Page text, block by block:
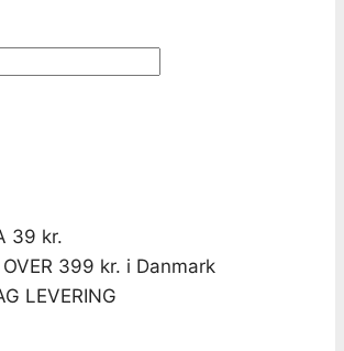
39 kr.
OVER 399 kr. i Danmark
LEVERING